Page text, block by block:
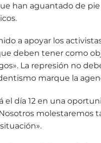
han aguantado de
a apoyar los
deben tener como
La represión no
marque la
día 12 en una
molestaremos